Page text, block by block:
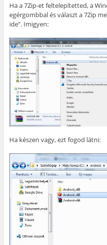
Ha a 7Zip-et feltelepítetted, a
egérgombbal és választ a 7Zip
ide”. Imigyen:
Ha készen vagy, ezt fogod látni: